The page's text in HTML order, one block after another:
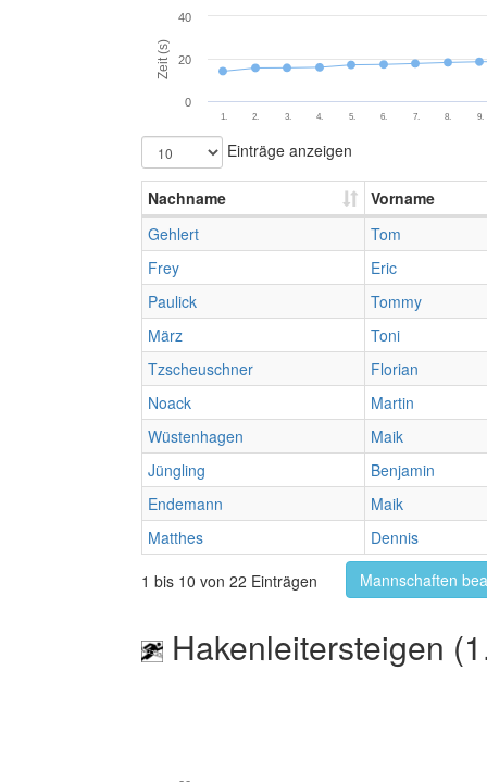
Zeit (s)
1. 2. 3. 4. 5. 6. 7. 8. 9.
0
20
40
Einträge anzeigen
Nachname
Vorname
Gehlert
Tom
Frey
Eric
Paulick
Tommy
März
Toni
Tzscheuschner
Florian
Noack
Martin
Wüstenhagen
Maik
Jüngling
Benjamin
Endemann
Maik
Matthes
Dennis
1 bis 10 von 22 Einträgen
Mannschaften
Hakenleitersteigen